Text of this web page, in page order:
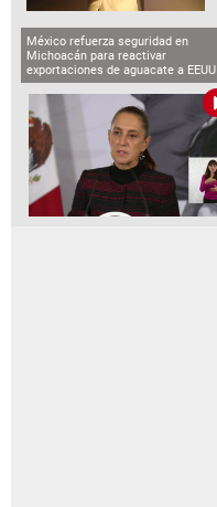
México refuerza seguridad en
Michoacán para reactivar
exportaciones de aguacate a EEUU